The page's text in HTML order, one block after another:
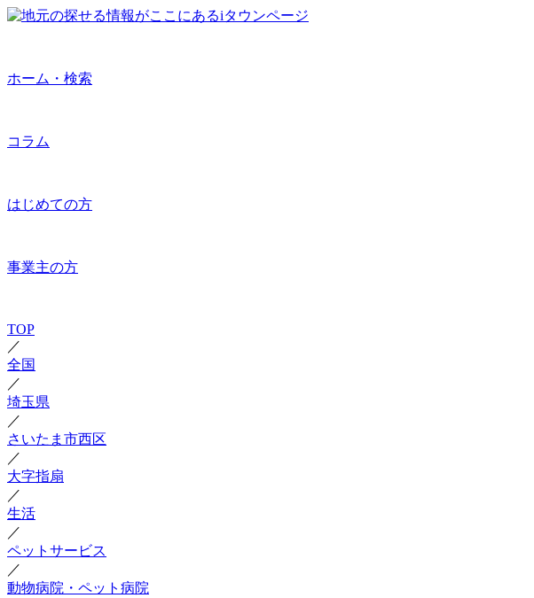
ホーム・検索
コラム
はじめての方
事業主の方
TOP
／
全国
／
埼玉県
／
さいたま市西区
／
大字指扇
／
生活
／
ペットサービス
／
動物病院・ペット病院